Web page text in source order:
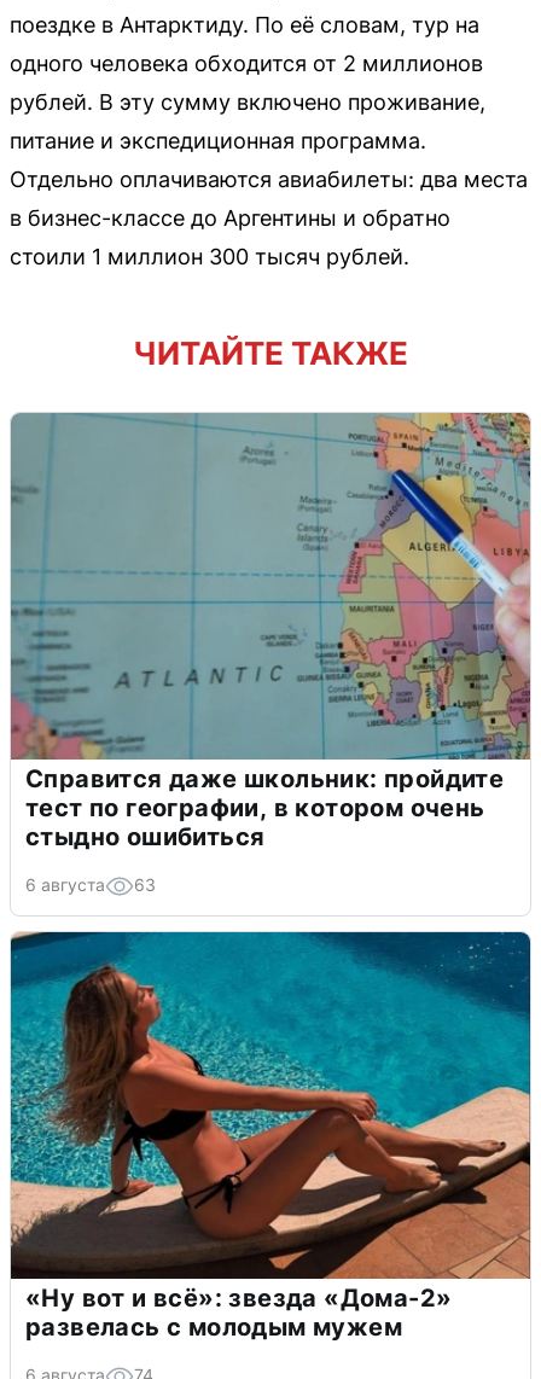
поездке в Антарктиду. По её словам, тур на
одного человека обходится от 2 миллионов
рублей. В эту сумму включено проживание,
питание и экспедиционная программа.
Отдельно оплачиваются авиабилеты: два места
в бизнес-классе до Аргентины и обратно
стоили 1 миллион 300 тысяч рублей.
ЧИТАЙТЕ ТАКЖЕ
Справится даже школьник: пройдите
тест по географии, в котором очень
стыдно ошибиться
6 августа 63
«Ну вот и всё»: звезда «Дома-2»
развелась с молодым мужем
6 августа 74